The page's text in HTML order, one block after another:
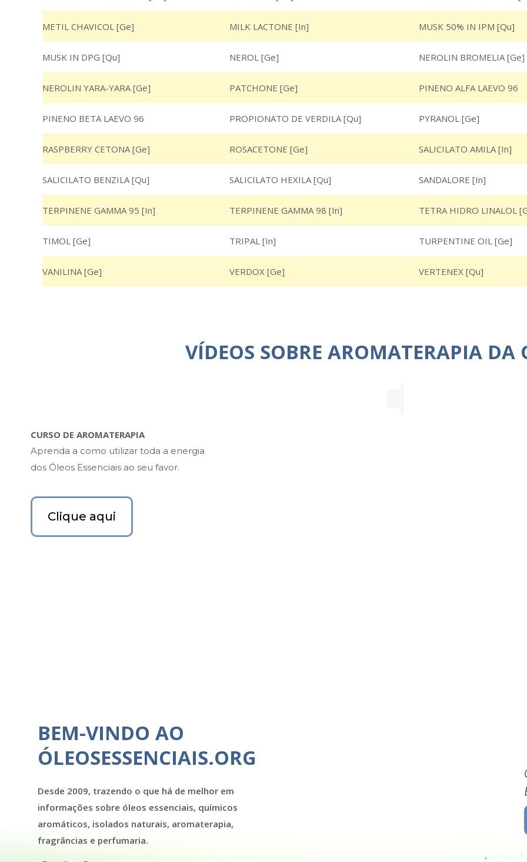
METIL CHAVICOL [Ge] MILK LACTONE [In] MUSK 50% IN IPM [Qu]
MUSK IN DPG [Qu] NEROL [Ge] NEROLIN BROMELIA [Ge]
NEROLIN YARA-YARA [Ge] PATCHONE [Ge] PINENO ALFA LAEVO 96
PINENO BETA LAEVO 96 PROPIONATO DE VERDILA [Qu] PYRANOL [Ge]
RASPBERRY CETONA [Ge] ROSACETONE [Ge] SALICILATO AMILA [In]
SALICILATO BENZILA [Qu] SALICILATO HEXILA [Qu] SANDALORE [In]
TERPINENE GAMMA 95 [In] TERPINENE GAMMA 98 [In] TETRA HIDRO LINALOL
TIMOL [Ge] TRIPAL [In] TURPENTINE OIL [Ge]
VANILINA [Ge] VERDOX [Ge] VERTENEX [Qu]
VÍDEOS SOBRE AROMATERAPIA
CURSO DE AROMATERAPIA
Aprenda a como utilizar toda a energia
dos Óleos Essenciais ao seu favor.
Clique aqui
BEM-VINDO AO
ÓLEOSESSENCIAIS.ORG
Desde 2009, trazendo o que há de melhor em
informações sobre óleos essenciais, químicos
aromáticos, isolados naturais, aromaterapia,
fragrâncias e perfumaria.